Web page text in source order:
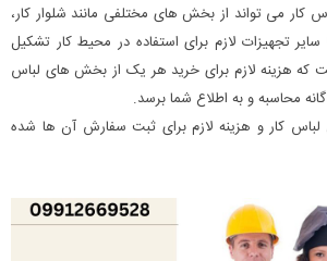
کار می تواند از بخش های مختلفی مانند شلوار کار،
سایر تجهیزات لازم برای استفاده در محیط کار تشکیل
که هزینه لازم برای خرید هر یک از بخش های لباس
محاسبه و به اطلاع شما برسد.
لباس کار و هزینه لازم برای ثبت سفارش آن ها شده